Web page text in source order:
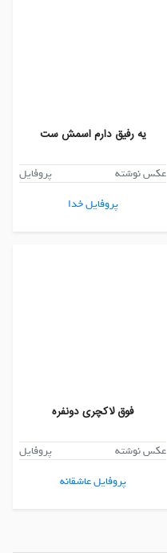
یه رفیق دارم اسمش ست
عکس نوشته
پروفایل
پروفایل خدا
فوق لاکچری دونفره
عکس نوشته
پروفایل
پروفایل عاشقانه